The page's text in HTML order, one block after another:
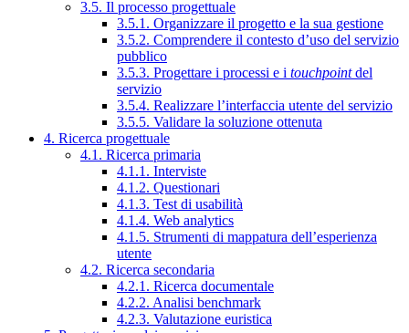
3.5. Il processo progettuale
3.5.1. Organizzare il progetto e la sua gestione
3.5.2. Comprendere il contesto d’uso del servizio
pubblico
3.5.3. Progettare i processi e i touchpointdel
servizio
3.5.4. Realizzare l’interfaccia utente del servizio
3.5.5. Validare la soluzione ottenuta
4. Ricerca progettuale
4.1. Ricerca primaria
4.1.1. Interviste
4.1.2. Questionari
4.1.3. Test di usabilità
4.1.4. Web analytics
4.1.5. Strumenti di mappatura dell’esperienza
utente
4.2. Ricerca secondaria
4.2.1. Ricerca documentale
4.2.2. Analisi benchmark
4.2.3. Valutazione euristica